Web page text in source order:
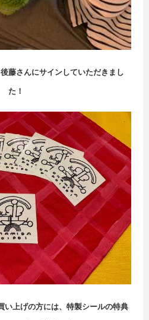
藤さんにサインしていただきまし
た！
い上げの方には、特製シールの特典